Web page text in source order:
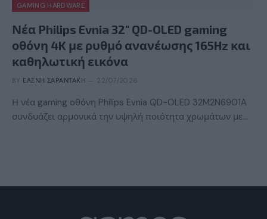
GAMING HARDWARE
Νέα Philips Evnia 32″ QD-OLED gaming
οθόνη 4K με ρυθμό ανανέωσης 165Hz και
καθηλωτική εικόνα
BY ΕΛΈΝΗ ΣΑΡΑΝΤΆΚΗ 22/07/2026
Η νέα gaming οθόνη Philips Evnia QD-OLED 32M2N6901A
συνδυάζει αρμονικά την υψηλή ποιότητα χρωμάτων με…